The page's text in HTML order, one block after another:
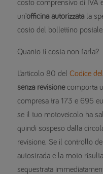
costo comprensivo di IVA
un’officina autorizzata la
costo del bollettino postale.
Quanto ti costa non farla?
L’articolo 80 del Codice
senza revisionecomporta
compresa tra 173 e 695
se il tuo motoveicolo ha
quindi sospeso dalla
revisione. Se il controllo
autostrada e la moto
sequestrata